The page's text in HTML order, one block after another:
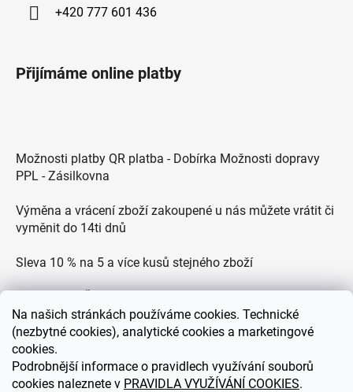
Na našich stránkách používáme cookies. Technické
(nezbytné cookies), analytické cookies a marketingové
cookies.
Podrobnější informace o pravidlech využívání souborů
cookies naleznete v PRAVIDLA VYUŽÍVÁNÍ COOKIES.
+420 777 601 436
Přijímáme online platby
Možnosti platby QR platba - Dobírka Možnosti dopravy
PPL - Zásilkovna
Výměna a vrácení zboží zakoupené u nás můžete vrátit či
vyměnit do 14ti dnů
Sleva 10 % na 5 a více kusů stejného zboží
Zákaznická podpora každý všední den od 9.00 do 18.00
hodin